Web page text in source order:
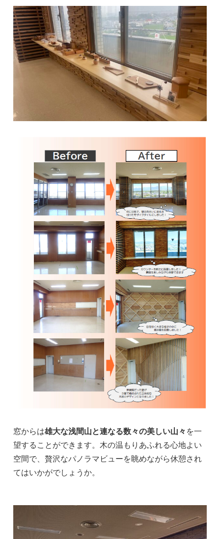
窓からは雄大な浅間山と連なる数々の美しい山々 を一
望することができます。木の温もりあふれる心地よい
空間で、贅沢なパノラマビューを眺めながら休憩され
てはいかがでしょうか。